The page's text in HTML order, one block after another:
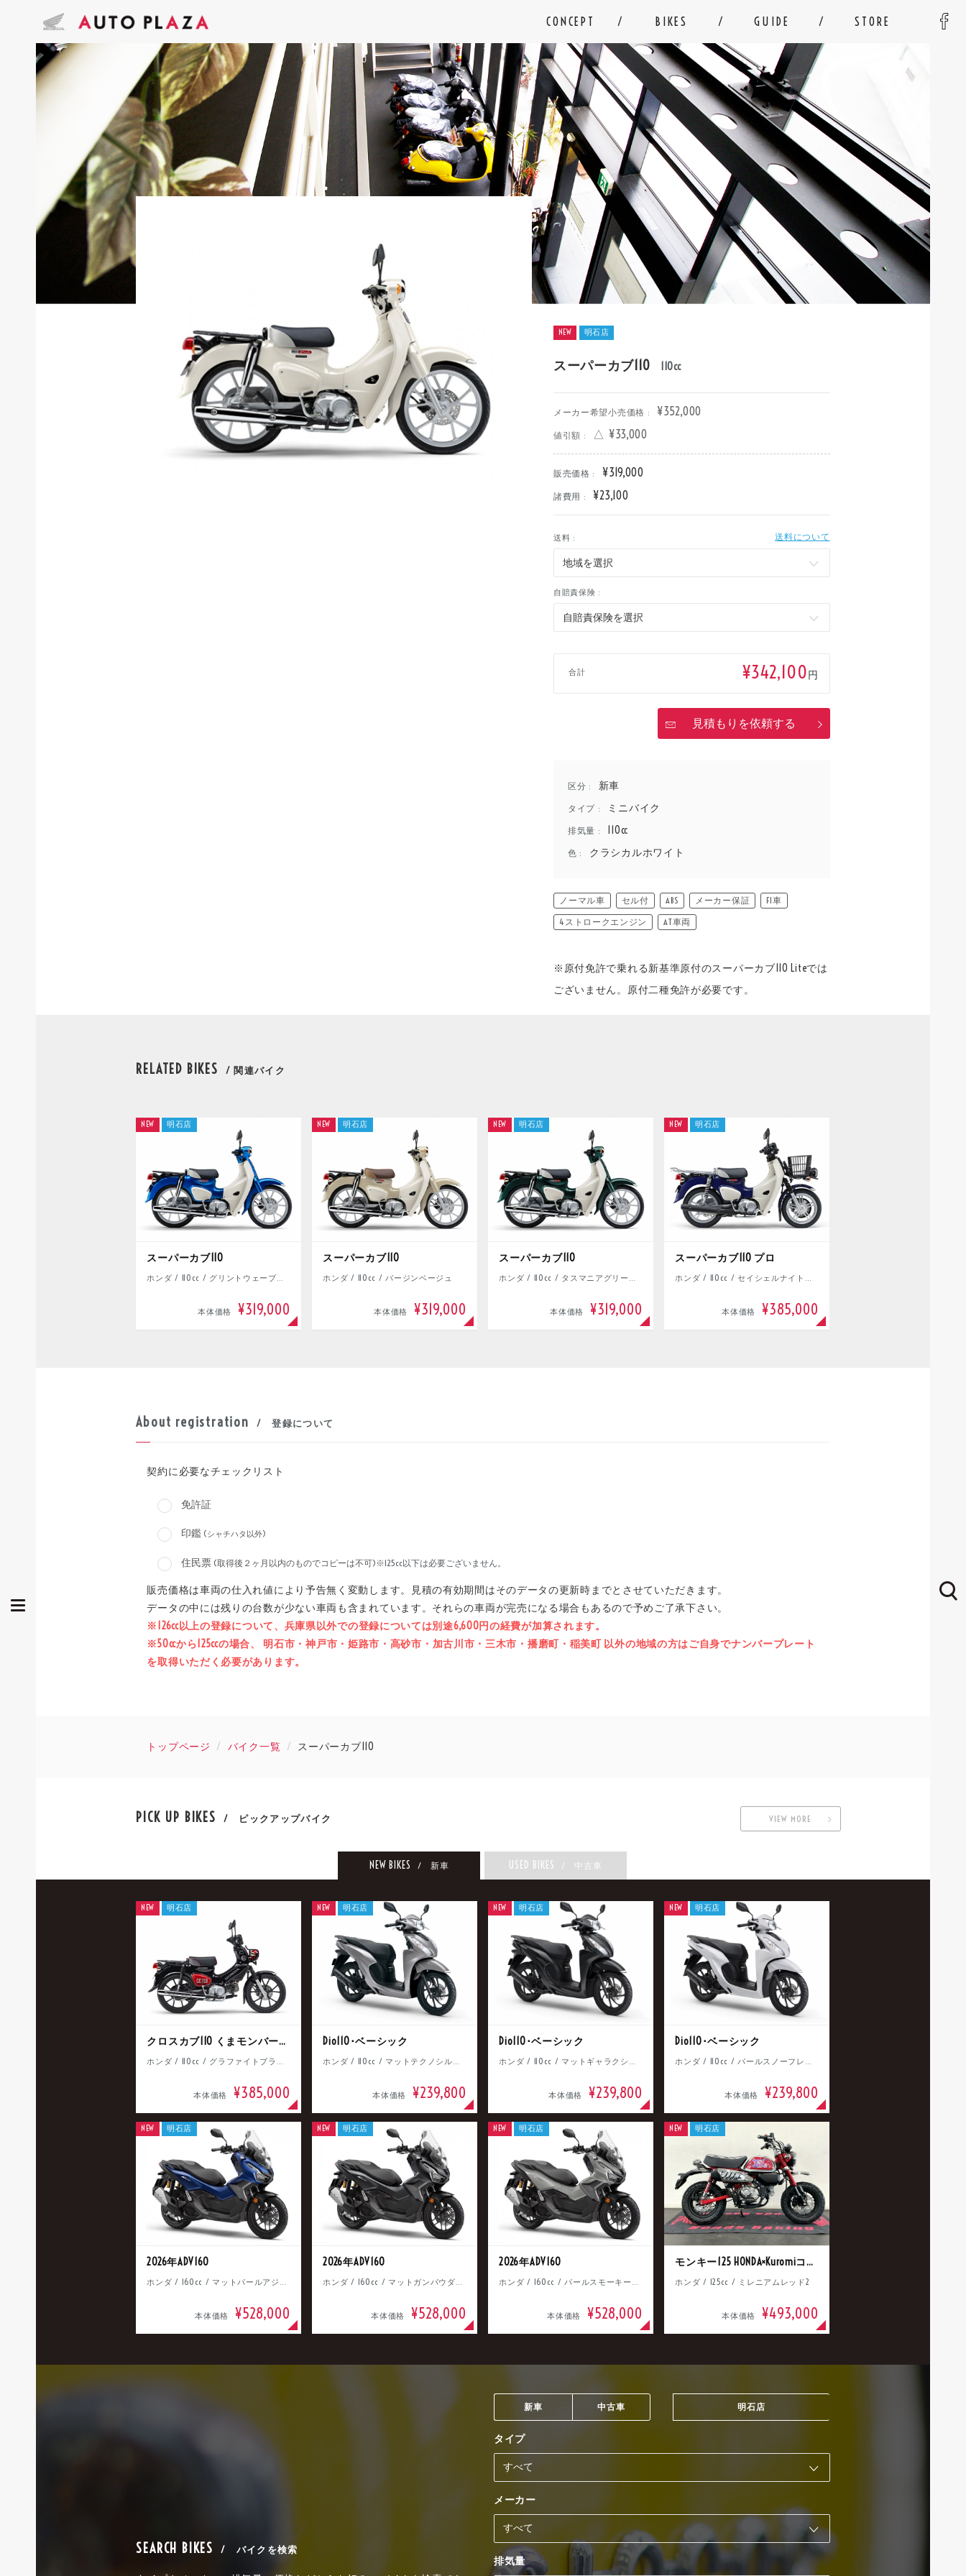
CONCEPT BIKES GUIDE STORE
NEW 明石店
スーパーカブ110 110cc
メーカー希望小売価格 : ¥352,000
値引額 : △ ¥33,000
販売価格 : ¥319,000
諸費用 : ¥23,100
送料 : 送料について
自賠責保険 :
合計 ¥342,100円
見積もりを依頼する
区分 : 新車
タイプ : ミニバイク
排気量 : 110cc
色 : クラシカルホワイト
ノーマル車 セル付 ABS メーカー保証
FI車
4ストロークエンジン
AT車両
※原付免許で乗れる新基準原付のスーパーカブ110 Liteでは
ございません。原付二種免許が必要です。
RELATED BIKES / 関連バイク
スーパーカブ110
ホンダ / 110cc / グリントウェーブブルーメタリック
本体価格 ¥319,000
NEW 明石店
スーパーカブ110
ホンダ / 110cc / バージンベージュ
本体価格 ¥319,000
NEW 明石店
スーパーカブ110
ホンダ / 110cc / タスマニアグリーンメタリック
本体価格 ¥319,000
NEW 明石店
スーパーカブ110 プロ
ホンダ / 110cc / セイシェルナイトブルー
本体価格 ¥385,000
NEW 明石店
About registration / 登録について
契約に必要なチェックリスト
免許証
印鑑 (シャチハタ以外)
住民票 (取得後２ヶ月以内のものでコピーは不可)※125cc以下は必要ございません。
販売価格は車両の仕入れ値により予告無く変動します。見積の有効期間はそのデータの更新時までとさせていただきます。
データの中には残りの台数が少ない車両も含まれています。それらの車両が完売になる場合もあるので予めご了承下さい。
※126cc以上の登録について、兵庫県以外での登録については別途6,600円の経費が加算されます。
※50ccから125ccの場合、 明石市・神戸市・姫路市・高砂市・加古川市・三木市・播磨町・稲美町 以外の地域の方はご自身でナンバープレート
を取得いただく必要があります。
トップページ バイク一覧 スーパーカブ110
PICK UP BIKES / ピックアップバイク VIEW MORE
NEW BIKES / 新車 USED BIKES / 中古車
クロスカブ110 くまモンバージョン
ホンダ / 110cc / グラファイトブラック
本体価格 ¥385,000
NEW 明石店
Dio110･ベーシック
ホンダ / 110cc / マットテクノシルバーメタリック
本体価格 ¥239,800
NEW 明石店
Dio110･ベーシック
ホンダ / 110cc / マットギャラクシーブラックメタリック
本体価格 ¥239,800
NEW 明石店
Dio110･ベーシック
ホンダ / 110cc / パールスノーフレークホワイト
本体価格 ¥239,800
NEW 明石店
2026年ADV160
ホンダ / 160cc / マットパールアジャイルブルー
本体価格 ¥528,000
NEW 明石店
2026年ADV160
ホンダ / 160cc / マットガンパウダーブラックメタリック
本体価格 ¥528,000
NEW 明石店
2026年ADV160
ホンダ / 160cc / パールスモーキーグレー
本体価格 ¥528,000
NEW 明石店
モンキー125 HONDA×Kuromiコラボ
ホンダ / 125cc / ミレニアムレッド2
本体価格 ¥493,000
NEW 明石店
SEARCH BIKES / バイクを検索
新車 中古車 明石店
タイプ
メーカー
排気量
新車 中古車 明石店
タイプ
メーカー